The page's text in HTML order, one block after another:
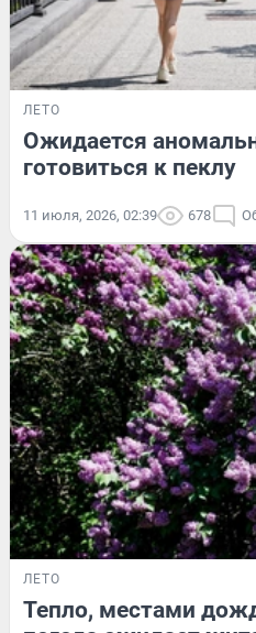
ЛЕТО
Ожидается
готовиться к пеклу
11 июля, 2026, 02:39 678
ЛЕТО
Тепло, местами